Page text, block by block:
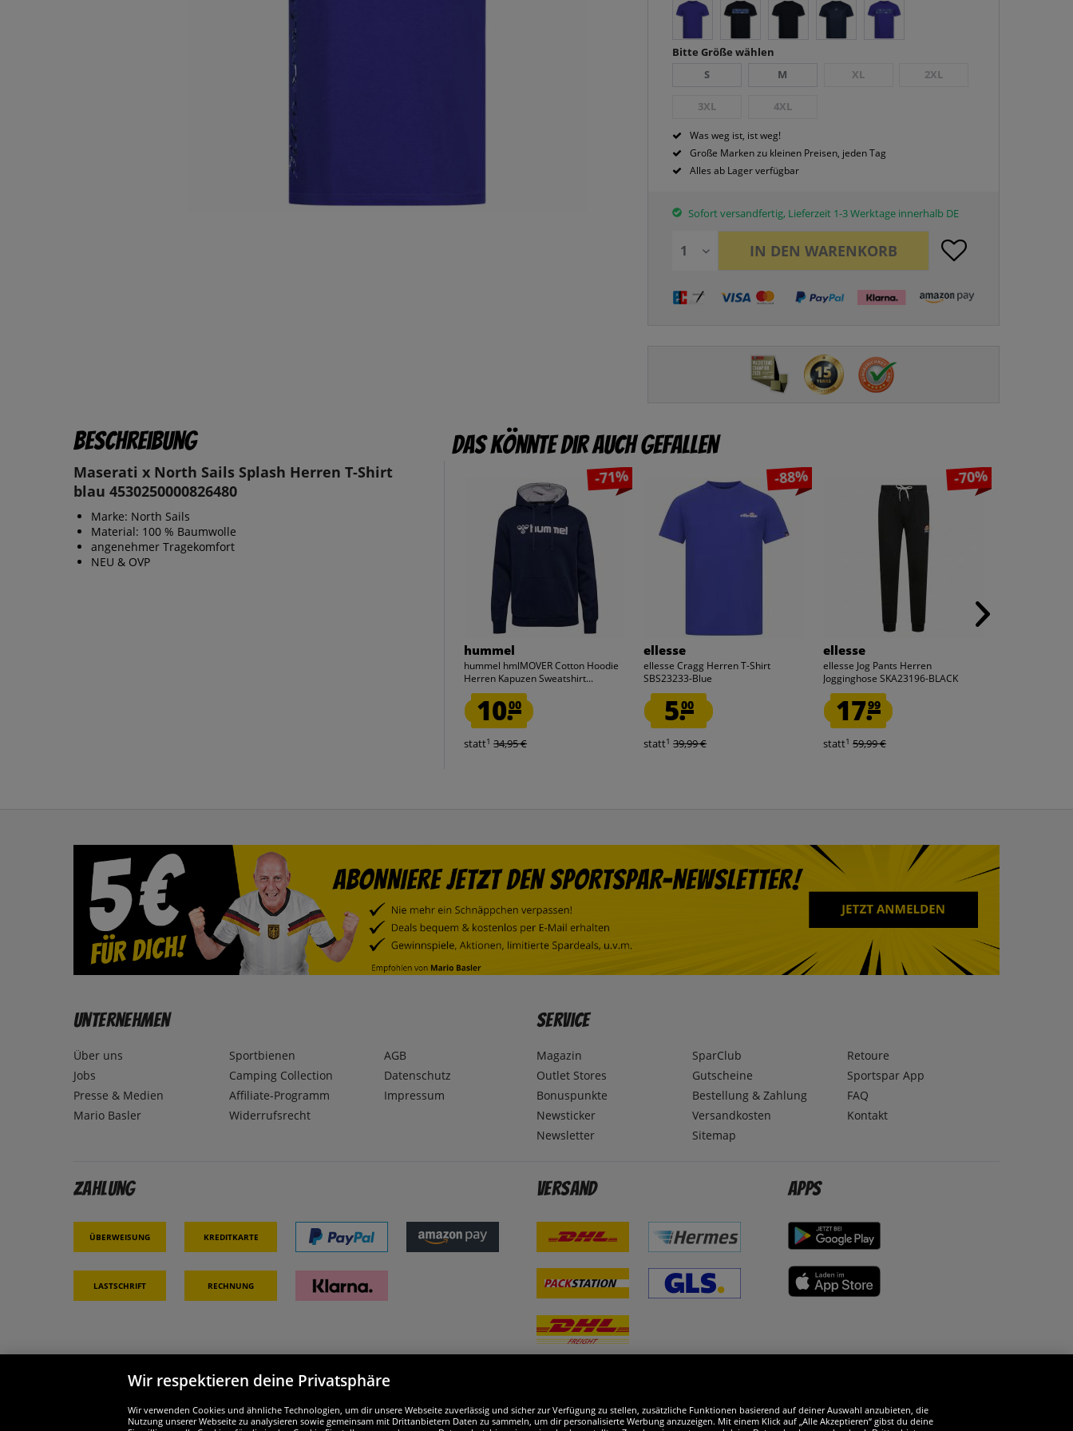
Bitte Größe wählen
S
M XL 2XL
3XL 4XL
Was weg ist, ist weg!
Große Marken zu kleinen Preisen, jeden Tag
Alles ab Lager verfügbar
Sofort versandfertig, Lieferzeit 1-3 Werktage innerhalb DE
IN DEN WARENKORB
Beschreibung
Maserati x North Sails Splash Herren T-Shirt
blau 4530250000826480
Marke: North Sails
Material: 100 % Baumwolle
angenehmer Tragekomfort
NEU & OVP
Das könnte dir auch gefallen
-71%
hummel
hummel hmlMOVER Cotton Hoodie
Herren Kapuzen Sweatshirt...
10.00
statt1 34,95 €
-88%
ellesse
ellesse Cragg Herren T-Shirt
SBS23233-Blue
5.00
statt1 39,99 €
-70%
ellesse
ellesse Jog Pants Herren
Jogginghose SKA23196-BLACK
17.99
statt1 59,99 €
Unternehmen
Über uns
Jobs
Presse & Medien
Mario Basler
Sportbienen
Camping Collection
Affiliate-Programm
Widerrufsrecht
AGB
Datenschutz
Impressum
Service
Magazin
Outlet Stores
Bonuspunkte
Newsticker
Newsletter
SparClub
Gutscheine
Bestellung & Zahlung
Versandkosten
Sitemap
Retoure
Sportspar App
FAQ
Kontakt
Zahlung
Überweisung Kreditkarte
Lastschrift Rechnung
Versand Apps
Partner & Sicherheit Wir sind ausgezeichnet
Wir respektieren deine Privatsphäre
Wir verwenden Cookies und ähnliche Technologien, um dir unsere Webseite zuverlässig und sicher zur Verfügung zu stellen, zusätzliche Funktionen basierend auf deiner Auswahl anzubieten, die
Nutzung unserer Webseite zu analysieren sowie gemeinsam mit Drittanbietern Daten zu sammeln, um dir personalisierte Werbung anzuzeigen. Mit einem Klick auf „Alle Akzeptieren“ gibst du deine